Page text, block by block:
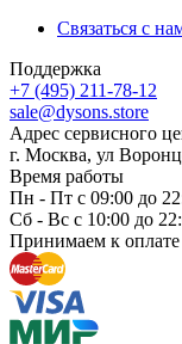
Связаться с
Поддержка
+7 (495) 211-78-12
sale@dysons.store
Адрес сервисного
г. Москва, ул
Время работы
Пн - Пт с 09:00 до
Сб - Вс с 10:00 до
Принимаем к оплате